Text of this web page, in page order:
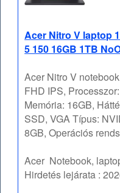
Acer Nitro V laptop
5 150 16GB 1TB
Acer Nitro V
FHD IPS,
Memória: 16GB,
SSD, VGA Típus:
8GB, Operációs
Acer Notebook,
Hirdetés lejárata :